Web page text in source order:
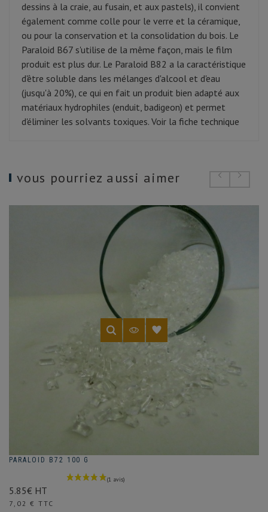
dessins à la craie, au fusain, et aux pastels), il convient
également comme colle pour le verre et la céramique,
ou pour la conservation et la consolidation du bois. Le
Paraloid B67 s'utilise de la même façon, mais le film
produit est plus dur. Le Paraloid B82 a la caractéristique
d'être soluble dans les mélanges d'alcool et d'eau
(jusqu'à 20%), ce qui en fait un produit bien adapté aux
matériaux hydrophiles (enduit, badigeon) et permet
d'éliminer les solvants toxiques. Voir la fiche technique
vous pourriez aussi aimer
PARALOID B72 100 G
5.85€ HT
Prix
7,02 € TTC